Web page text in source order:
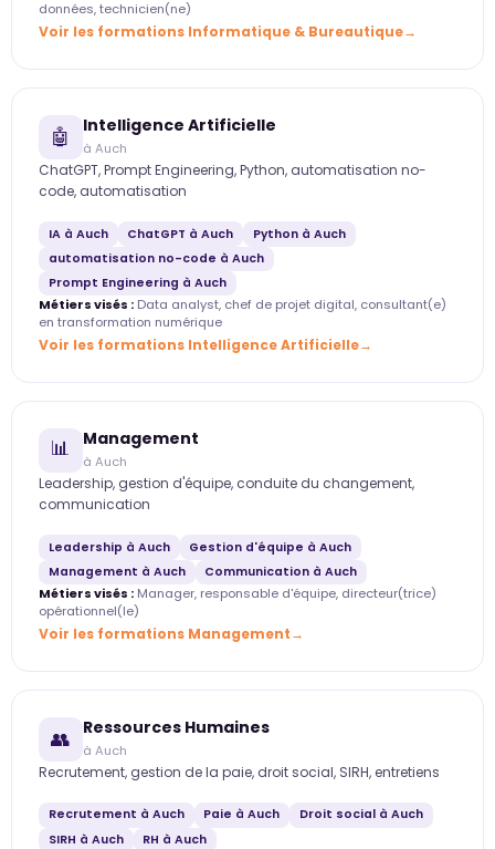
données, technicien(ne)
Voir les formations Informatique & Bureautique
🤖 Intelligence Artificielle
à Auch
ChatGPT, Prompt Engineering, Python, automatisation no-
code, automatisation
IA à Auch ChatGPT à Auch
Python à Auch
automatisation no-code à Auch
Prompt Engineering à Auch
Métiers visés : Data analyst, chef de projet digital, consultant(e)
en transformation numérique
Voir les formations Intelligence Artificielle
📊 Management
à Auch
Leadership, gestion d'équipe, conduite du changement,
communication
Leadership à Auch
Gestion d'équipe à Auch
Management à Auch
Communication à Auch
Métiers visés : Manager, responsable d'équipe, directeur(trice)
opérationnel(le)
Voir les formations Management
👥 Ressources Humaines
à Auch
Recrutement, gestion de la paie, droit social, SIRH, entretiens
Recrutement à Auch Paie à Auch
Droit social à Auch
SIRH à Auch
RH à Auch